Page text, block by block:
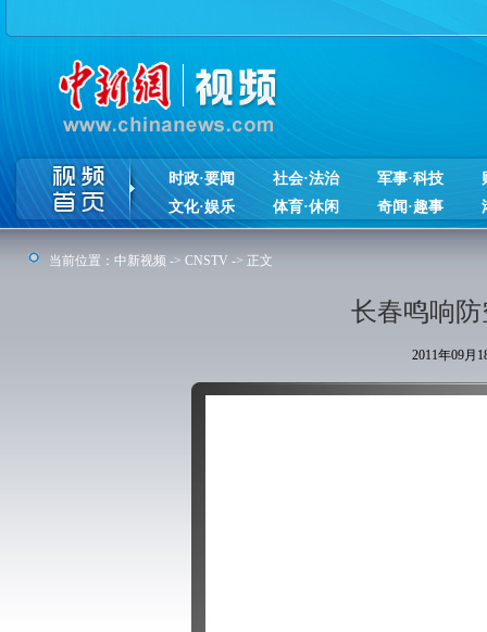
时政·要闻 社会·法治 军事·科技
文化·娱乐
体育·休闲 奇闻·趣事
当前位置： 中新视频 -> CNSTV -> 正文
长春鸣响
2011年09月